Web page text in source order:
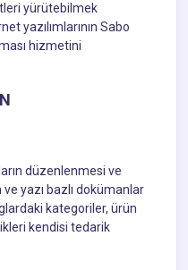
yürütebilmek
yazılımlarının Sabo
hizmetini
düzenlenmesi ve
yazı bazlı dokümanlar
kategoriler, ürün
kendisi tedarik